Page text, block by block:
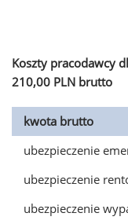
Koszty pracodawcy
210,00 PLN brutto
kwota brutto
ubezpieczenie
ubezpieczenie
ubezpieczenie